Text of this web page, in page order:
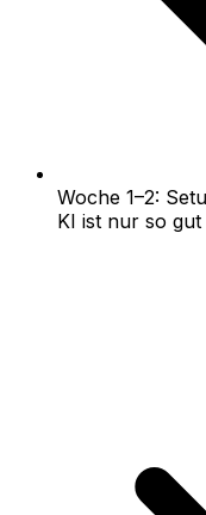
Woche 1–2:
KI ist nur so